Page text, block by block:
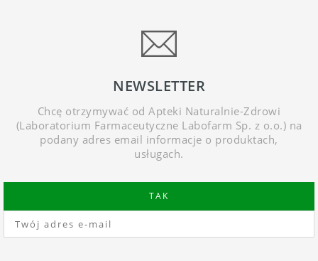
NEWSLETTER
Chcę otrzymywać od Apteki Naturalnie-Zdrowi
(Laboratorium Farmaceutyczne Labofarm Sp. z o.o.) na
podany adres email informacje o produktach,
usługach.